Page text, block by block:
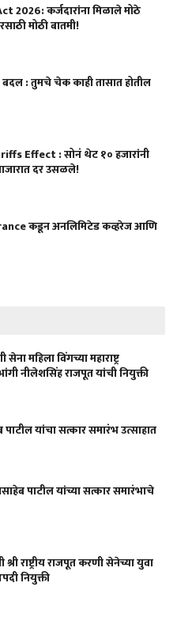
2026: कर्जदारांना मिळाले मोठे
मोठी बातमी!
बदल : तुमचे चेक काही तासात होतील
Effect : सोनं थेट १० हजारांनी
दर उसळले!
कडून अनलिमिटेड कव्हरेज आणि
सेना महिला विंगच्या महाराष्ट्र
नीलेशसिंह राजपूत यांची नियुक्ती
यांचा सत्कार समारंभ उत्साहात
पाटील यांच्या सत्कार समारंभाचे
राष्ट्रीय राजपूत करणी सेनेच्या युवा
नियुक्ती